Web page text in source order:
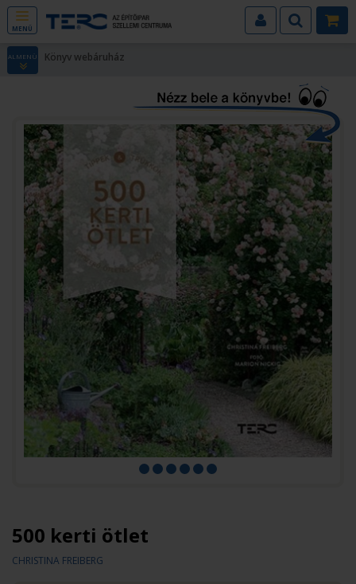
MENÜ
ALMENÜ Könyv webáruház
500 kerti ötlet
CHRISTINA FREIBERG